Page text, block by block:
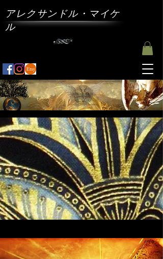
アレクサンドル・マイケ
ル